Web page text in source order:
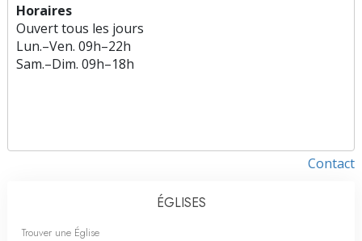
Horaires
Ouvert tous les jours
Lun.–Ven. 09h–22h
Sam.–Dim. 09h–18h
Contact
ÉGLISES
Trouver une Église